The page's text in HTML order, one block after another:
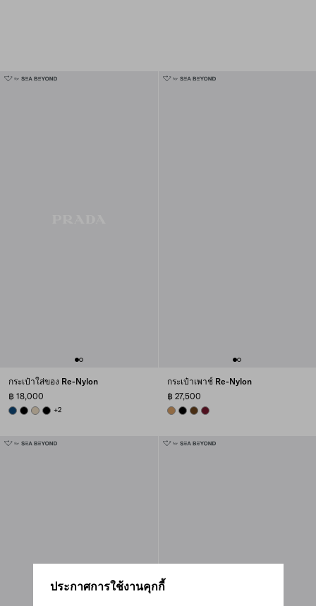
ประกาศการใช้งานคุกกี้
กระเป๋าใส่ของ Re-Nylon
฿ 18,000
BALTIC BLUE
BLACKDESERT BEIGE
BLACK
+2
กระเป๋าเพาช์ Re-Nylon
฿ 27,500
CAMEL BROWN
BLACKBRANDYBURGUNDY